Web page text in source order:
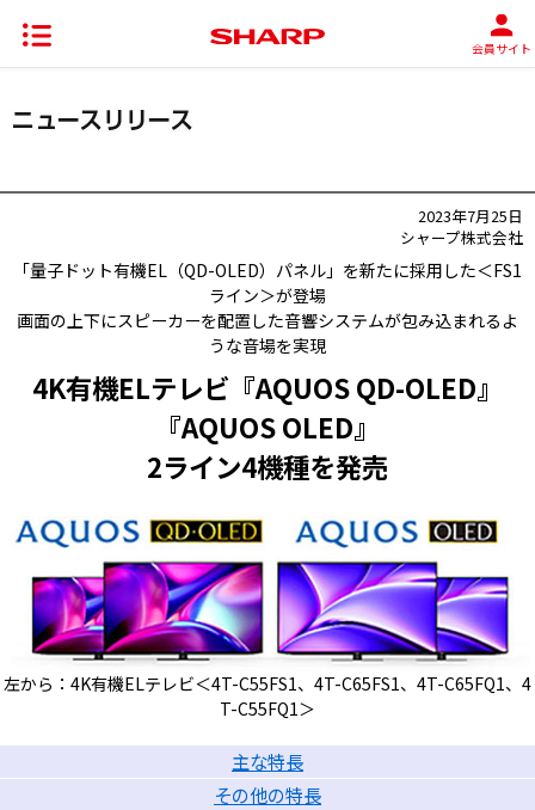
会員サイト
2023年7月25日
シャープ株式会社
「量子ドット有機EL（QD-OLED）パネル」を新たに採用した＜FS1
ライン＞が登場
画面の上下にスピーカーを配置した音響システムが包み込まれるよ
うな音場を実現
4K有機ELテレビ『AQUOS QD-OLED』
『AQUOS OLED』
2ライン4機種を発売
左から：4K有機ELテレビ＜4T-C55FS1、4T-C65FS1、4T-C65FQ1、4
T-C55FQ1＞
主な特長
その他の特長